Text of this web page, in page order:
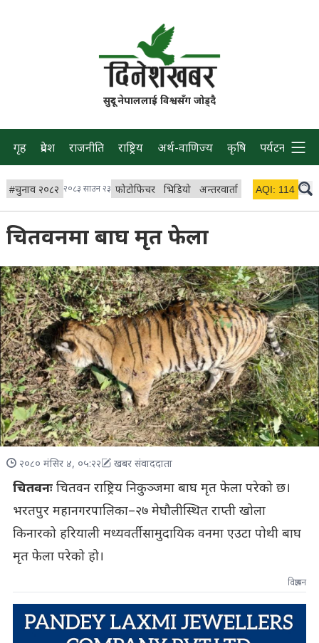
सुदूर नेपाललाई विश्वसँग जोड्दै
गृह प्रदेश राजनीति राष्ट्रिय अर्थ-वाणिज्य कृषि पर्यटन प्रवास
#चुनाव २०८२ २०८३ साउन २३ फोटोफिचर भिडियो अन्तरवार्ता विचार/ब्लग
AQI: 114
चितवनमा बाघ मृत फेला
२०८० मंसिर ४, ०५:२२ खबर संवाददाता
चितवनःचितवन राष्ट्रिय निकुञ्जमा बाघ मृत फेला परेको छ।
भरतपुर महानगरपालिका–२७ मेघौलीस्थित राप्ती खोला
किनारको हरियाली मध्यवर्ती सामुदायिक वनमा एउटा पोथी बाघ
मृत फेला परेको हो।
विज्ञापन